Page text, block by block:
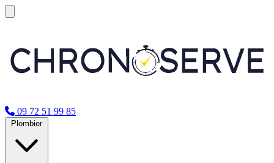
09 72 51 99 85
Plombier